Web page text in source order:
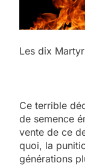
Les dix
Ce terrible
de semence
vente de ce
quoi, la
générations